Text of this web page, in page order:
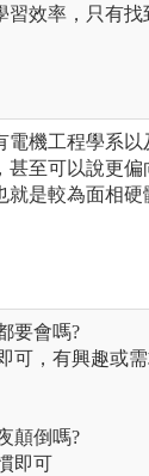
習效率，只有找
機工程學系以
甚至可以說更偏
是較為面相硬
要會嗎?
可，有興趣或
顛倒嗎?
即可